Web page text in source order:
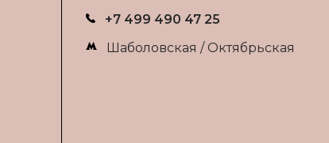
+7 499 490 47 25
Шаболовская / Октябрьская